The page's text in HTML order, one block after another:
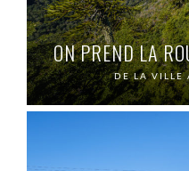
ON PREND LA
DE LA VILLE